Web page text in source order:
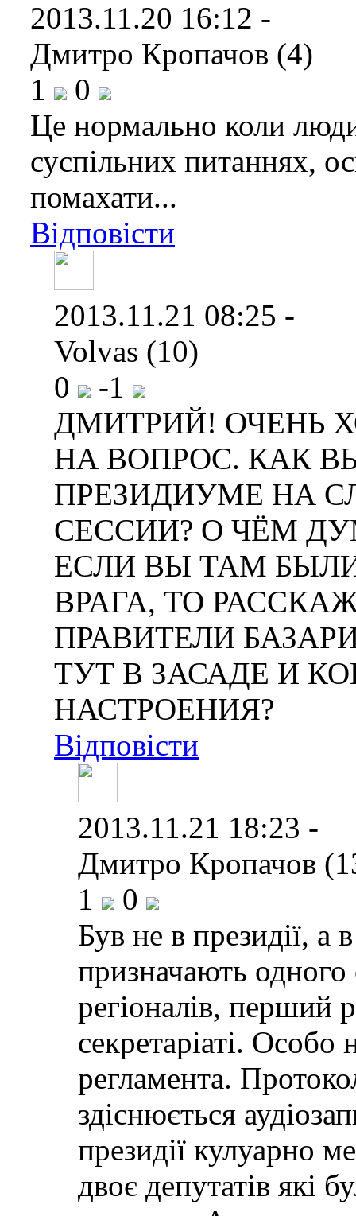
2013.11.20 16:12 -
Дмитро Кропачов (4)
1
0
Це нормально коли
суспільних питаннях,
помахати...
Відповісти
2013.11.21 08:25 -
Volvas (10)
0
-1
ДМИТРИЙ! ОЧЕНЬ
НА ВОПРОС. КАК
ПРЕЗИДИУМЕ НА
СЕССИИ? О ЧЁМ
ЕСЛИ ВЫ ТАМ
ВРАГА, ТО
ПРАВИТЕЛИ
ТУТ В ЗАСАДЕ И
НАСТРОЕНИЯ?
Відповісти
2013.11.21 18:23 -
Дмитро Кропачов
1
0
Був не в президії, а
призначають одного
регіоналів, перший
секретаріаті.
регламента.
здіснюється
президії кулуарно
двоє депутатів які